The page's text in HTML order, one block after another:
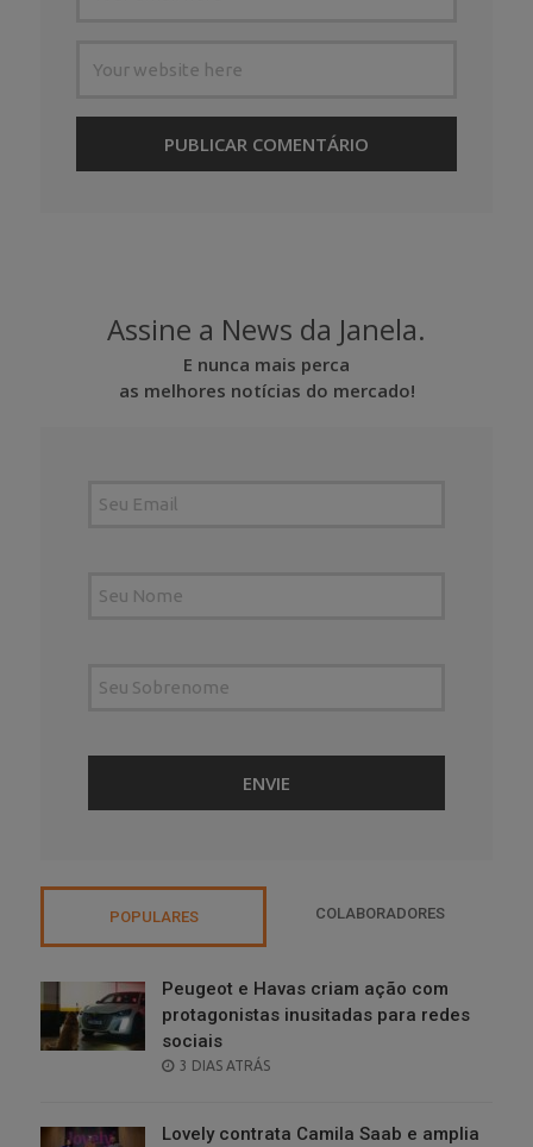
Assine a News da Janela.
E nunca mais perca
as melhores notícias do mercado!
POPULARES COLABORADORES
Peugeot e Havas criam ação com
protagonistas inusitadas para redes
sociais
POSTED
3 DIAS ATRÁS
Lovely contrata Camila Saab e amplia